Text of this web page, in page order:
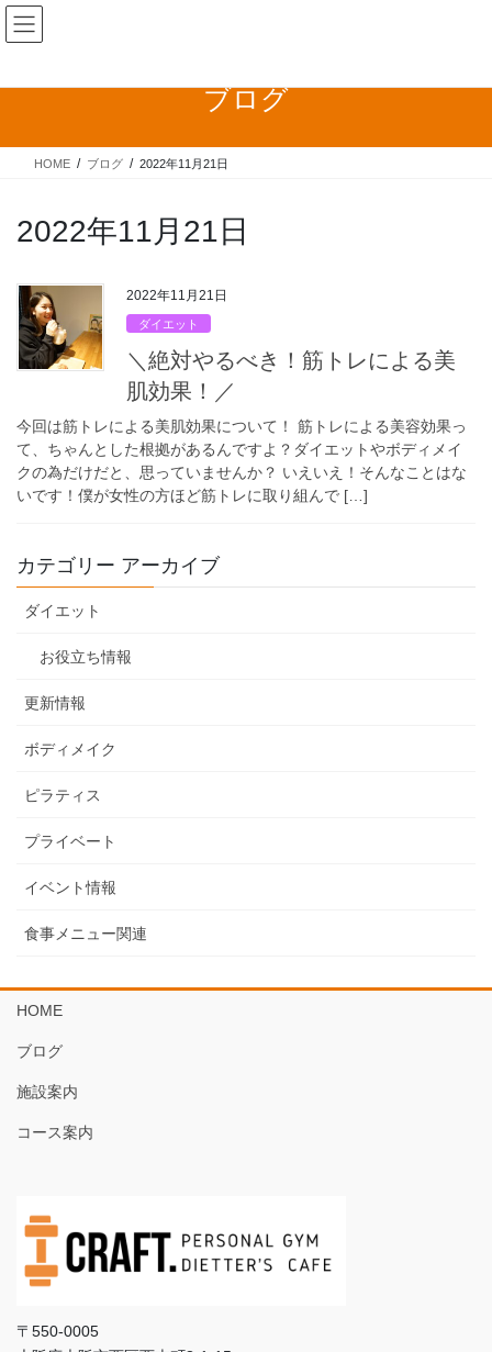
コ
ン
ス
ナ
ビ
ン
ブログ
HOME ブログ 2022年11月21日
2022年11月21日
2022年11月21日
ダイエット
＼絶対やるべき！筋トレによる美
肌効果！／
今回は筋トレによる美肌効果について！ 筋トレによる美容効果っ
て、ちゃんとした根拠があるんですよ？ダイエットやボディメイ
クの為だけだと、思っていませんか？ いえいえ！そんなことはな
いです！僕が女性の方ほど筋トレに取り組んで […]
カテゴリー アーカイブ
ダイエット
お役立ち情報
更新情報
ボディメイク
ピラティス
プライベート
イベント情報
食事メニュー関連
HOME
ブログ
施設案内
コース案内
〒550-0005